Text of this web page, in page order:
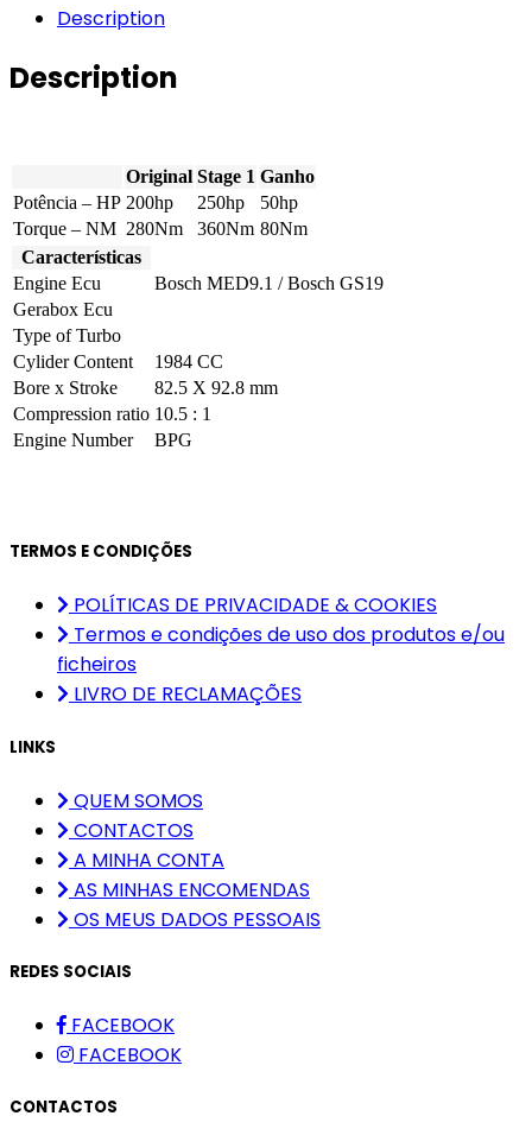
TFSI
quantity
Description
Description
Original Stage 1 Ganho
Potência – HP 200hp 250hp
50hp
Torque – NM 280Nm 360Nm 80Nm
Características
Engine Ecu
Bosch MED9.1 / Bosch GS19
Gerabox Ecu
Type of Turbo
Cylider Content
1984 CC
Bore x Stroke
82.5 X 92.8 mm
Compression ratio 10.5 : 1
Engine Number
BPG
TERMOS E CONDIÇÕES
POLÍTICAS DE PRIVACIDADE & COOKIES
Termos e condições de uso dos produtos e/ou
ficheiros
LIVRO DE RECLAMAÇÕES
LINKS
QUEM SOMOS
CONTACTOS
A MINHA CONTA
AS MINHAS ENCOMENDAS
OS MEUS DADOS PESSOAIS
REDES SOCIAIS
FACEBOOK
FACEBOOK
CONTACTOS